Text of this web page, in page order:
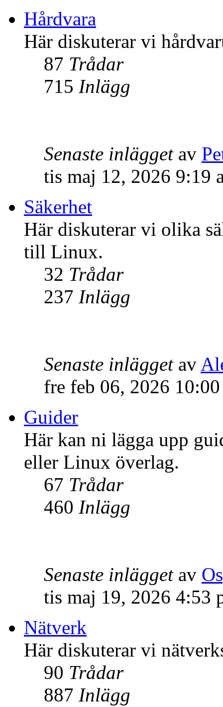
Hårdvara
Här diskuterar vi
87 Trådar
715 Inlägg
Senaste inläggetav
tis maj 12, 2026 9:19
Säkerhet
Här diskuterar vi olika
till Linux.
32 Trådar
237 Inlägg
Senaste inläggetav
fre feb 06, 2026
Guider
Här kan ni lägga upp
eller Linux överlag.
67 Trådar
460 Inlägg
Senaste inläggetav
tis maj 19, 2026 4:53
Nätverk
Här diskuterar vi
90 Trådar
887 Inlägg